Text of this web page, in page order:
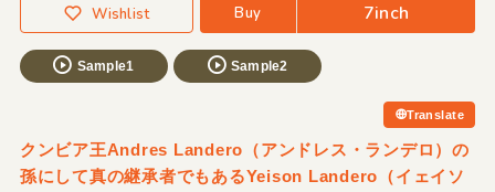
Wishlist Buy 7inch
Sample1 Sample2
Translate
クンビア王Andres Landero（アンドレス・ランデロ）の
孫にして真の継承者でもあるYeison Landero（イェイソ